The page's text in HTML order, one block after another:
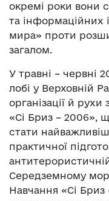
окремі роки вони
та інформаційних
мира» проти
загалом.
У травні – червні
лобі у Верховній
організації й
«Сі Бриз – 2006»,
стати
практичної
Середземному
Навчання «Сі